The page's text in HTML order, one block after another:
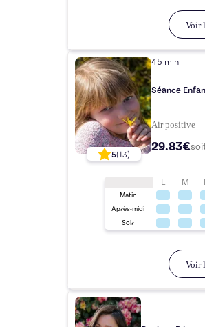
Voir
5(13)
45 min
Séance
Air positive
29.83€
L M
Matin
Après-midi
Soir
Voir